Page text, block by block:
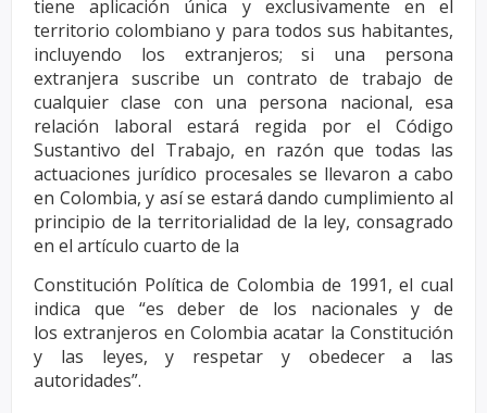
tieneaplicación única y exclusivamente en el
territorio colombiano y para todos sus habitantes,
incluyendo los extranjeros; si una persona
extranjera suscribe un contrato de trabajo de
cualquier clase con una persona nacional, esa
relación laboral estará regida por el Código
Sustantivo del Trabajo, en razón que todas las
actuaciones jurídico procesales se llevaron a cabo
en Colombia, y así se estará dando cumplimiento al
principio de la territorialidad de la ley, consagrado
en el artículo cuarto de la
Constitución Política de Colombia de 1991, el cual
indica que “es deber de los nacionales y de
losextranjeros en Colombia acatar la Constitución
y las leyes, y respetar y obedecer a las
autoridades”.